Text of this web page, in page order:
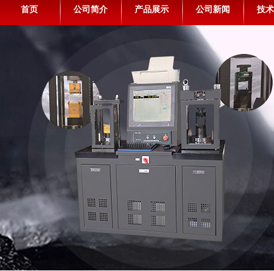
首页 公司简介 产品展示 公司新闻 技